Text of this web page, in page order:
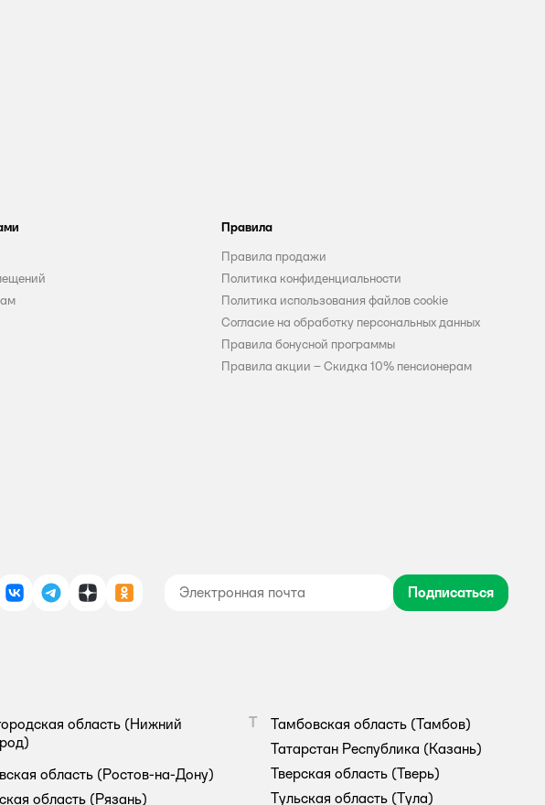
Правила
Правила продажи
Политика конфиденциальности
Политика использования файлов cookie
Согласие на обработку персональных данных
Правила бонусной программы
Правила акции – Скидка 10% пенсионерам
ВКонтакте
TelegramДзен Одноклассники Подписаться
область (Нижний
область (Ростов-на-Дону)
область (Рязань)
Т Тамбовская область (Тамбов)
Татарстан Республика (Казань)
Тверская область (Тверь)
Тульская область (Тула)